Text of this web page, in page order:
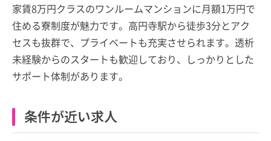
家賃8万円クラスのワンルームマンションに月額1万円で
住める寮制度が魅力です。高円寺駅から徒歩3分とアク
セスも抜群で、プライベートも充実させられます。透析
未経験からのスタートも歓迎しており、しっかりとした
サポート体制があります。
条件が近い求人